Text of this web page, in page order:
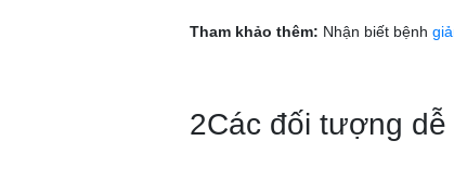
Tham khảo thêm: Nhận biết bệnh
2Các đối tượng dễ